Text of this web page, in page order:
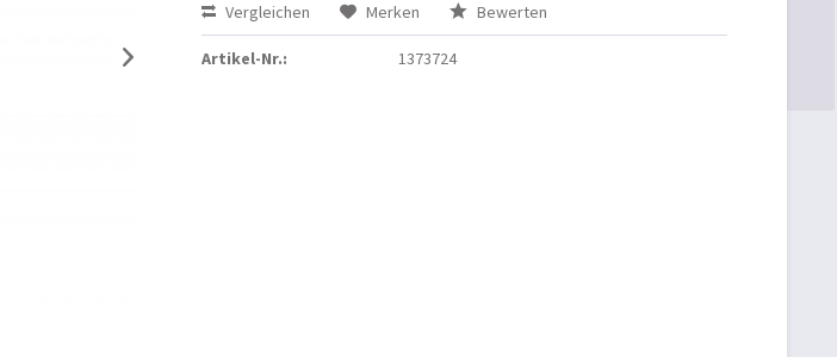
Vergleichen Merken Bewerten
Artikel-Nr.: 1373724